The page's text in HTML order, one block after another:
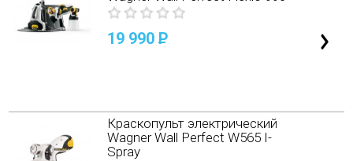
19 990P
Краскопульт электрический
Wagner Wall Perfect W565 I-
Spray